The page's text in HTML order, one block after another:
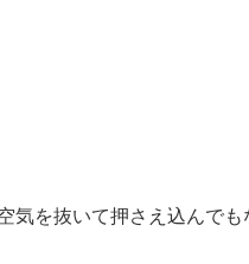
気を抜いて押さえ込んでも